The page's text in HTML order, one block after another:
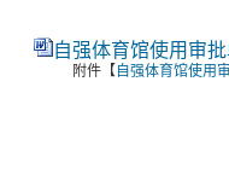
自强体育馆使用审批
附件【 自强体育馆使用